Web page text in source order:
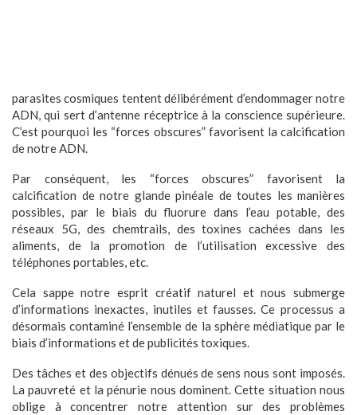
parasites cosmiques tentent délibérément d’endommager notre
ADN, qui sert d’antenne réceptrice à la conscience supérieure.
C’est pourquoi les “forces obscures” favorisent la calcification
de notre ADN.
Par conséquent, les “forces obscures” favorisent la
calcification de notre glande pinéale de toutes les manières
possibles, par le biais du fluorure dans l’eau potable, des
réseaux 5G, des chemtrails, des toxines cachées dans les
aliments, de la promotion de l’utilisation excessive des
téléphones portables, etc.
Cela sappe notre esprit créatif naturel et nous submerge
d’informations inexactes, inutiles et fausses. Ce processus a
désormais contaminé l’ensemble de la sphère médiatique par le
biais d’informations et de publicités toxiques.
Des tâches et des objectifs dénués de sens nous sont imposés.
La pauvreté et la pénurie nous dominent. Cette situation nous
oblige à concentrer notre attention sur des problèmes